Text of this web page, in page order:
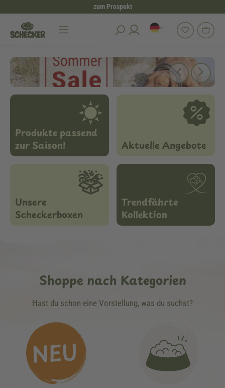
zum Prospekt
Produkte passend
zur Saison!
Aktuelle Angebote
Unsere
Scheckerboxen
Trendfährte
Kollektion
Shoppe nach Kategorien
Hast du schon eine Vorstellung, was du suchst?